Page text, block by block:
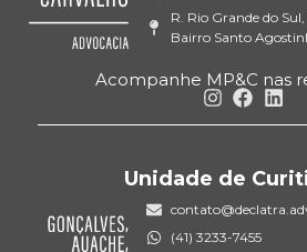
R. Rio Grande do Sul,
Bairro Santo
Acompanhe MP&C nas
Unidade de
(41) 3233-7455